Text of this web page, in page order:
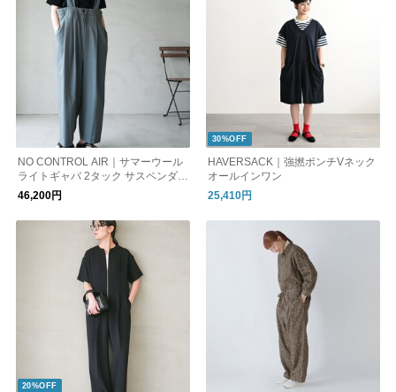
NO CONTROL AIR｜サマーウール
ライトギャバ 2タック サスペンダー
パンツ サロペットパンツ ボトムス
vg-nc0202pf
46,200円
30%OFF
HAVERSACK｜強撚ポンチVネック
オールインワン
25,410円
20%OFF